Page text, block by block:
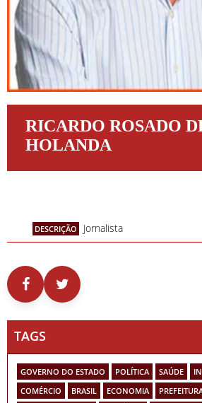
RICARDO ROSADO
HOLANDA
DESCRIÇÃO Jornalista
TAGS
GOVERNO DO ESTADO POLÍTICA SAÚDE
COMÉRCIO
BRASIL ECONOMIA